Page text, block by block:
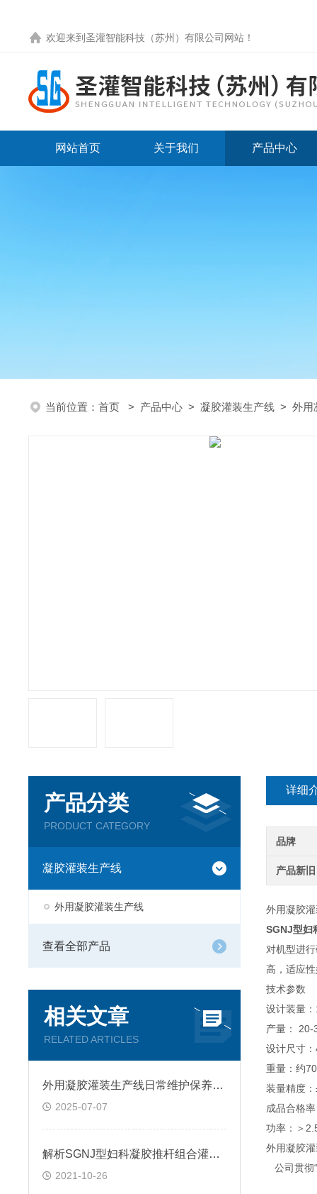
欢迎来到圣灌智能科技（苏州）有限公司网站！
网站首页 关于我们 产品中心
当前位置： 首页 > 产品中心 > 凝胶灌装生产线 > 外用
详细
品牌
产品新旧
外用凝胶
SGNJ型妇
对机型进
高，适应
技术参数
设
产量： 20-
设计尺寸
重量：约
装
成品合格
功率：＞
外用凝胶
公司贯彻
产品分类
PRODUCT CATEGORY
凝胶灌装生产线
外用凝胶灌装生产线
查看全部产品
相关文章
RELATED ARTICLES
外用凝胶灌装生产线日常维护保养指南
2025-07-07
解析SGNJ型妇科凝胶推杆组合灌装压盖机具有哪些特点？
2021-10-26